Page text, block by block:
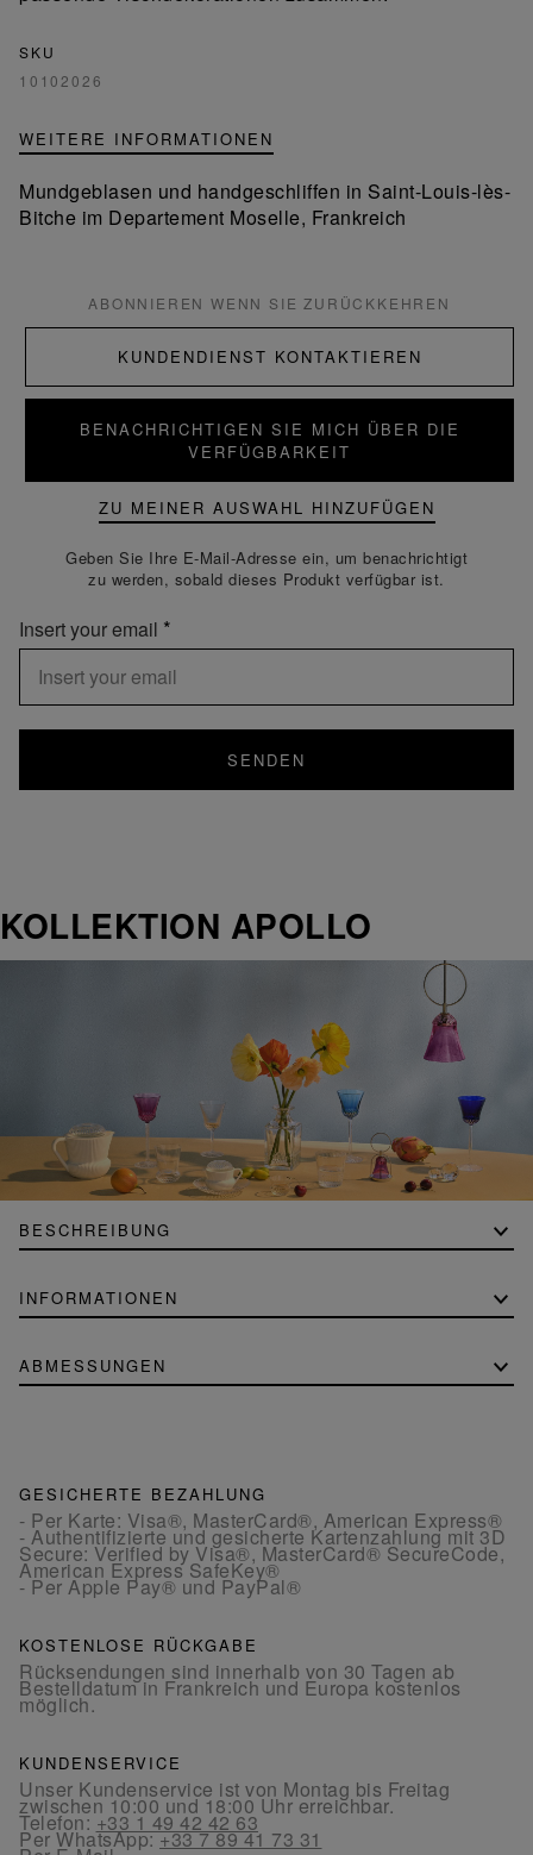
SKU
10102026
WEITERE INFORMATIONEN
Mundgeblasen und handgeschliffen in Saint-Louis-lès-
Bitche im Departement Moselle, Frankreich
ABONNIEREN WENN SIE ZURÜCKKEHREN
KUNDENDIENST KONTAKTIEREN
BENACHRICHTIGEN SIE MICH ÜBER DIE
VERFÜGBARKEIT
ZU MEINER AUSWAHL HINZUFÜGEN
Geben Sie Ihre E-Mail-Adresse ein, um benachrichtigt
zu werden, sobald dieses Produkt verfügbar ist.
Insert your email
SENDEN
KOLLEKTION APOLLO
BESCHREIBUNG
INFORMATIONEN
ABMESSUNGEN
GESICHERTE BEZAHLUNG
- Per Karte: Visa®, MasterCard®, American Express®
- Authentifizierte und gesicherte Kartenzahlung mit 3D
Secure: Verified by Visa®, MasterCard® SecureCode,
American Express SafeKey®
- Per Apple Pay® und PayPal®
KOSTENLOSE RÜCKGABE
Rücksendungen sind innerhalb von 30 Tagen ab
Bestelldatum in Frankreich und Europa kostenlos
möglich.
KUNDENSERVICE
Unser Kundenservice ist von Montag bis Freitag
zwischen 10:00 und 18:00 Uhr erreichbar.
Telefon:+33 1 49 42 42 63
Per WhatsApp:+33 7 89 41 73 31